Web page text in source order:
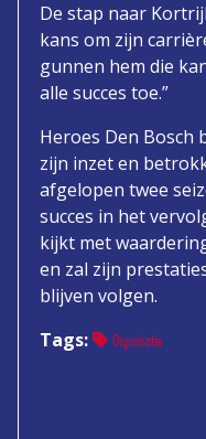
De stap naar
kans om zijn
gunnen hem die
alle succes toe.”
Heroes Den Bosch
zijn inzet en
afgelopen twee
succes in het
kijkt met
en zal zijn
blijven volgen.
Tags:
Organisatie